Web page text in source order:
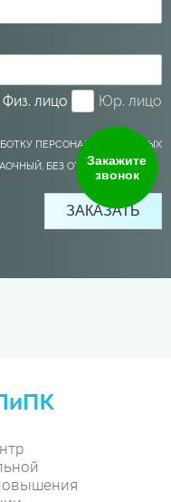
Закажите
звонок
Физ. лицо Юр. лицо
ПЕРСОНАЛЬНЫХ ДАННЫХ
БЕЗ ОТРЫВА ОТ